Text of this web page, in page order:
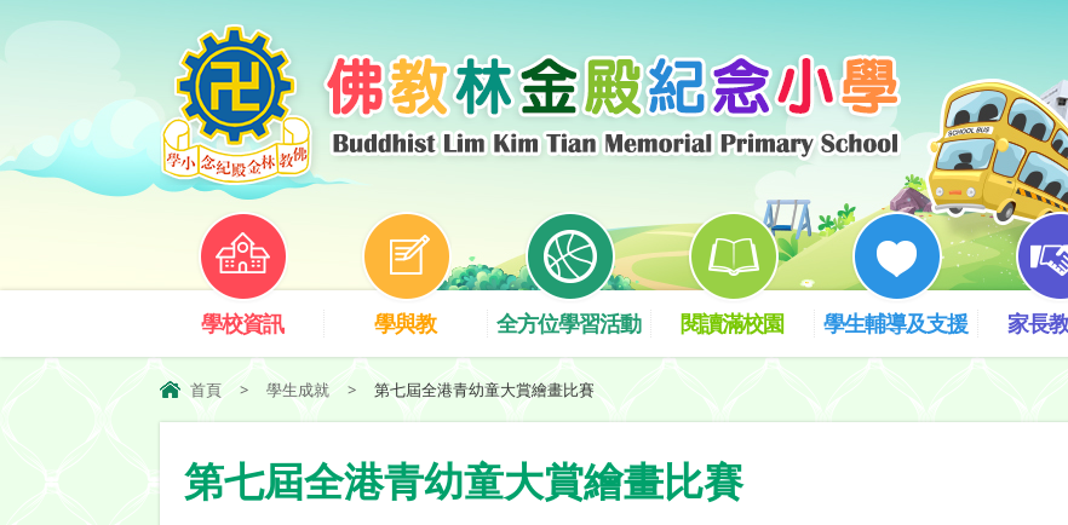
學校資訊 學與教 全方位學習活動 閱讀滿校園 學生輔導及支援 家長
首頁 > 學生成就 > 第七屆全港青幼童大賞繪畫比賽
第七屆全港青幼童大賞繪畫比賽